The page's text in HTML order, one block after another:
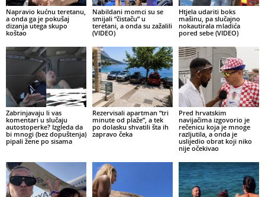
Napravio kućnu teretanu,
a onda ga je pokušaj
dizanja utega skupo
koštao
Nabildani momci su se
smijali “čistaču” u
teretani, a onda su zažalili
(VIDEO)
Htjela udariti boks
mašinu, pa slučajno
nokautirala mladića
pored sebe (VIDEO)
Zabrinjavaju li vas
komentari u slučaju
autostoperke? Izgleda da
bi mnogi (bez dopuštenja)
pipali žene po sisama
Rezervisali apartman “tri
minute od plaže”, a tek
po dolasku shvatili šta ih
zapravo čeka
Pred hrvatskim
navijačima izgovorio je
rečenicu koja je mnoge
razljutila, a onda je
uslijedio obrat koji niko
nije očekivao